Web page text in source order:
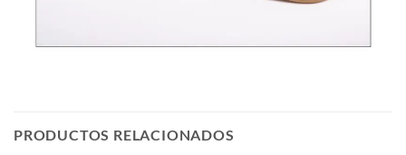
PRODUCTOS RELACIONADOS